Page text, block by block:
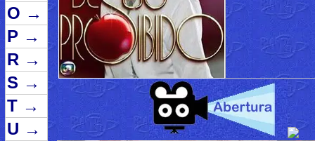
O →
P →
R →
S →
T →
U →